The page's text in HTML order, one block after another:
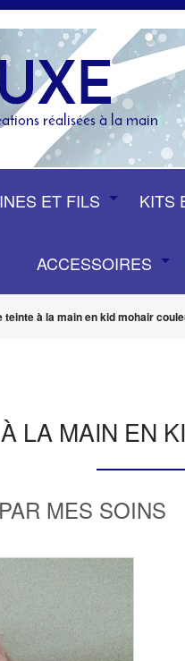
ET FILS KITS
ACCESSOIRES
teinte à la main en kid mohair
LA MAIN EN
MES SOINS